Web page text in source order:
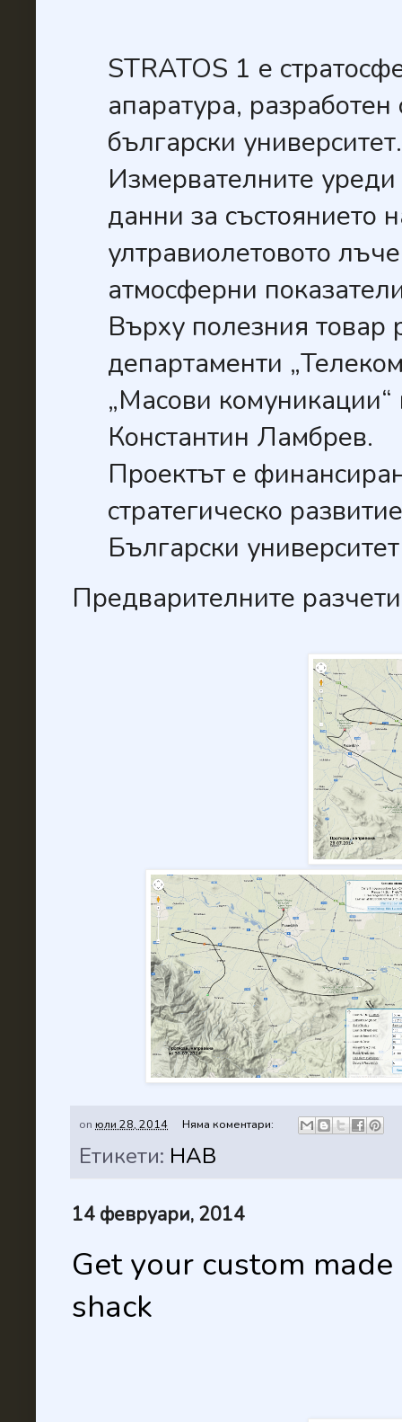
STRATOS 1 е
апаратура,
български университет.
Измервателните
данни за състоянието
ултравиолетовото
атмосферни
Върху полезния товар
департаменти
„Масови
Константин Ламбрев.
Проектът е
стратегическо
Български
Предварителните
on юли 28, 2014 Няма коментари:
Етикети: HAB
14 февруари, 2014
Get your custom
shack